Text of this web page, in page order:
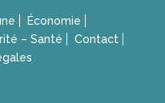
Économie
– Santé
Contact